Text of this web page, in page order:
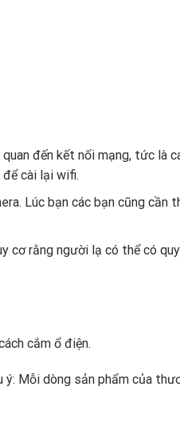
đến kết nối mạng, tức là
cài lại wifi.
Lúc bạn các bạn cũng cần
cơ rằng người lạ có thể có
cắm ổ điện.
Mỗi dòng sản phẩm của